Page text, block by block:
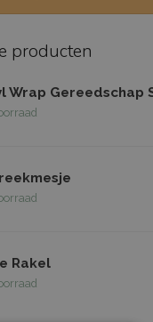
producten
Wrap Gereedschap
Rakel